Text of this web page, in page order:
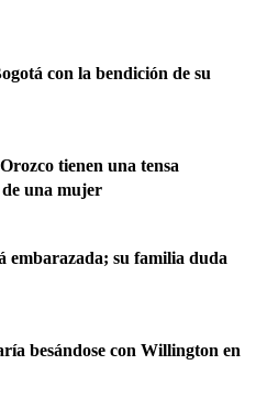
con la bendición de su
tienen una tensa
una mujer
embarazada; su familia duda
besándose con Willington en